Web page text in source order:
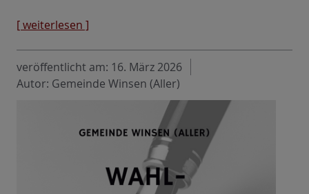
[ weiterlesen ]
veröffentlicht am: 16. März 2026
Autor: Gemeinde Winsen (Aller)